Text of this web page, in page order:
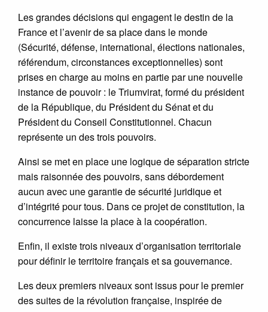
Les grandes décisions qui engagent le destin de la
France et l’avenir de sa place dans le monde
(Sécurité, défense, international, élections nationales,
référendum, circonstances exceptionnelles) sont
prises en charge au moins en partie par une nouvelle
instance de pouvoir : le Triumvirat, formé du président
de la République, du Président du Sénat et du
Président du Conseil Constitutionnel. Chacun
représente un des trois pouvoirs.
Ainsi se met en place une logique de séparation stricte
mais raisonnée des pouvoirs, sans débordement
aucun avec une garantie de sécurité juridique et
d’intégrité pour tous. Dans ce projet de constitution, la
concurrence laisse la place à la coopération.
Enfin, il existe trois niveaux d’organisation territoriale
pour définir le territoire français et sa gouvernance.
Les deux premiers niveaux sont issus pour le premier
des suites de la révolution française, inspirée de